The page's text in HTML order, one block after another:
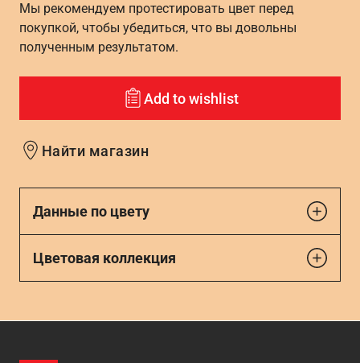
Мы рекомендуем протестировать цвет перед
покупкой, чтобы убедиться, что вы довольны
полученным результатом.
Add to wishlist
Найти магазин
Данные по цвету
Цветовая коллекция